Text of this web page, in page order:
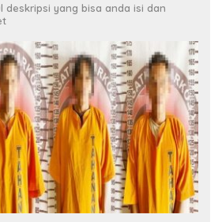
deskripsi yang bisa anda isi dan